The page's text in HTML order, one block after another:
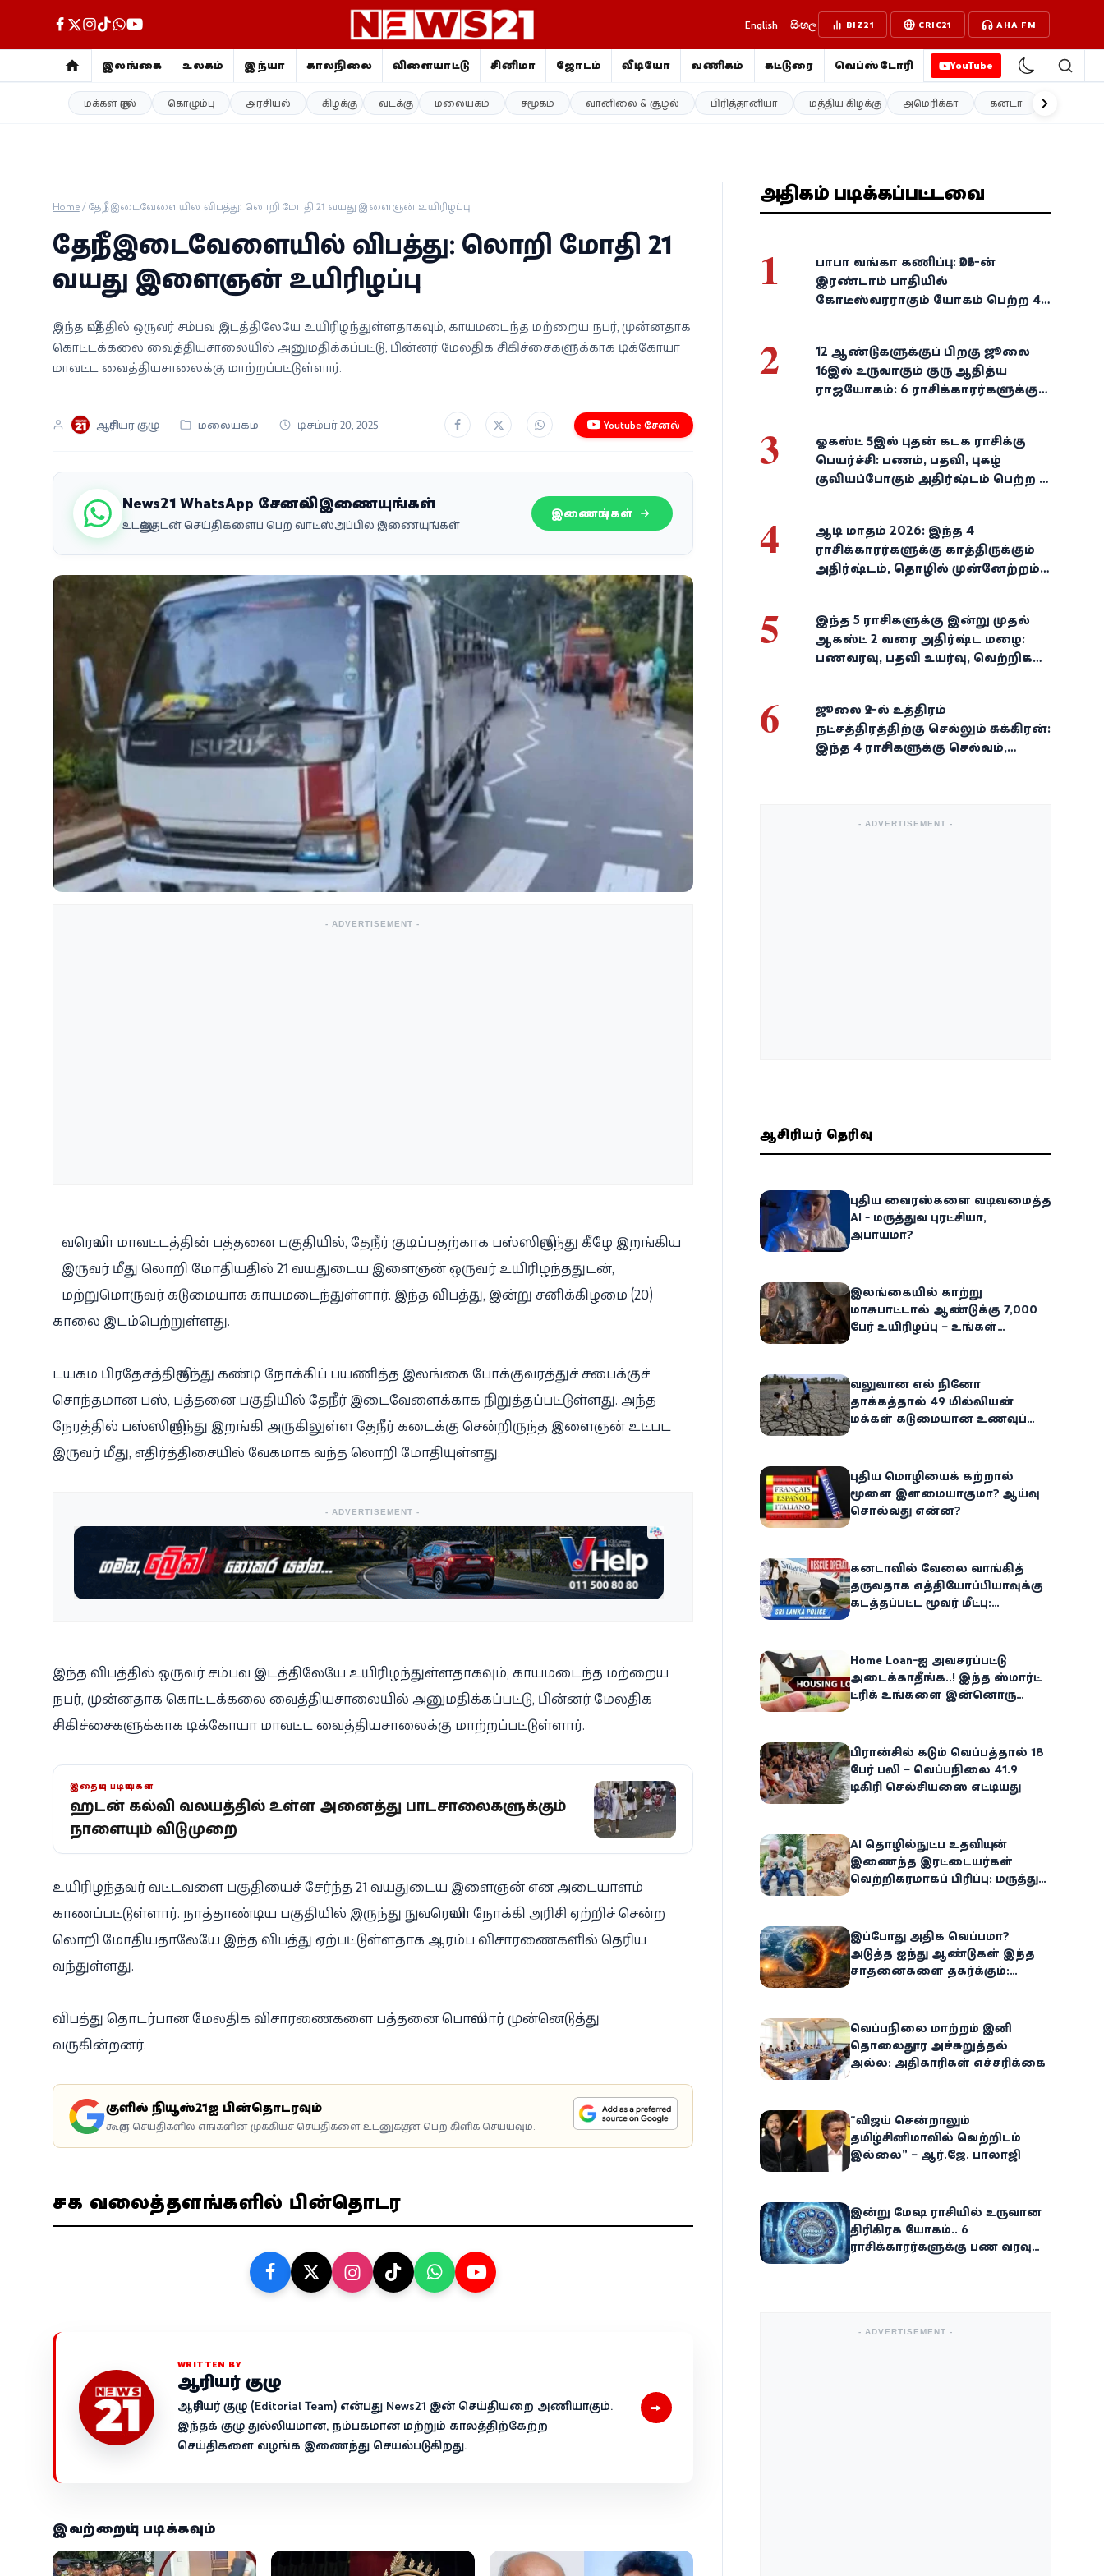
English සිංහල BIZ21 CRIC21 AHA FM
இலங்கை உலகம் இந்தியா காலநிலை விளையாட்டு சினிமா ஜோதிடம் வீடியோ வணிகம் கட்டுரை வெப்ஸ்டோரி YouTube
மக்கள் குரல் கொழும்பு அரசியல் கிழக்கு வடக்கு மலையகம் சமூகம் வானிலை & சூழல் பிரித்தானியா மத்திய கிழக்கு அமெரிக்கா கனடா
இலங்கை
விளையாட்டு
ஜோதிடம்
வணிகம்
கட்டுரை
வெப்ஸ்டோரி
Home/தேநீர் இடைவேளையில் விபத்து: லொறி மோதி 21 வயது இளைஞன் உயிரிழப்பு
தேநீர் இடைவேளையில் விபத்து: லொறி மோதி 21
வயது இளைஞன் உயிரிழப்பு
இந்த விபத்தில் ஒருவர் சம்பவ இடத்திலேயே உயிரிழந்துள்ளதாகவும், காயமடைந்த மற்றைய நபர், முன்னதாக
கொட்டக்கலை வைத்தியசாலையில் அனுமதிக்கப்பட்டு, பின்னர் மேலதிக சிகிச்சைகளுக்காக டிக்கோயா
மாவட்ட வைத்தியசாலைக்கு மாற்றப்பட்டுள்ளார்.
ஆசிரியர் குழு மலையகம் டிசம்பர் 20, 2025 Youtube சேனல்
News21 WhatsApp சேனலில் இணையுங்கள்
உடனுக்குடன் செய்திகளைப் பெற வாட்ஸ்அப்பில் இணையுங்கள்
இணையுங்கள்
- ADVERTISEMENT -
வரெலியா மாவட்டத்தின் பத்தனை பகுதியில், தேநீர் குடிப்பதற்காக பஸ்ஸிலிருந்து கீழே இறங்கிய
இருவர் மீது லொறி மோதியதில் 21 வயதுடைய இளைஞன் ஒருவர் உயிரிழந்ததுடன்,
மற்றுமொருவர் கடுமையாக காயமடைந்துள்ளார். இந்த விபத்து, இன்று சனிக்கிழமை (20)
காலை இடம்பெற்றுள்ளது.
டயகம பிரதேசத்திலிருந்து கண்டி நோக்கிப் பயணித்த இலங்கை போக்குவரத்துச் சபைக்குச்
சொந்தமான பஸ், பத்தனை பகுதியில் தேநீர் இடைவேளைக்காக நிறுத்தப்பட்டுள்ளது. அந்த
நேரத்தில் பஸ்ஸிலிருந்து இறங்கி அருகிலுள்ள தேநீர் கடைக்கு சென்றிருந்த இளைஞன் உட்பட
இருவர் மீது, எதிர்த்திசையில் வேகமாக வந்த லொறி மோதியுள்ளது.
- ADVERTISEMENT -
இந்த விபத்தில் ஒருவர் சம்பவ இடத்திலேயே உயிரிழந்துள்ளதாகவும், காயமடைந்த மற்றைய
நபர், முன்னதாக கொட்டக்கலை வைத்தியசாலையில் அனுமதிக்கப்பட்டு, பின்னர் மேலதிக
சிகிச்சைகளுக்காக டிக்கோயா மாவட்ட வைத்தியசாலைக்கு மாற்றப்பட்டுள்ளார்.
இதையும் படியுங்கள்
ஹட்டன் கல்வி வலயத்தில் உள்ள அனைத்து பாடசாலைகளுக்கும்
நாளையும் விடுமுறை
உயிரிழந்தவர் வட்டவளை பகுதியைச் சேர்ந்த 21 வயதுடைய இளைஞன் என அடையாளம்
காணப்பட்டுள்ளார். நாத்தாண்டிய பகுதியில் இருந்து நுவரெலியா நோக்கி அரிசி ஏற்றிச் சென்ற
லொறி மோதியதாலேயே இந்த விபத்து ஏற்பட்டுள்ளதாக ஆரம்ப விசாரணைகளில் தெரிய
வந்துள்ளது.
விபத்து தொடர்பான மேலதிக விசாரணைகளை பத்தனை பொலிஸார் முன்னெடுத்து
வருகின்றனர்.
கூகுளில் நியூஸ்21ஐ பின்தொடரவும்
கூகுள் செய்திகளில் எங்களின் முக்கியச் செய்திகளை உடனுக்குடன் பெற கிளிக் செய்யவும்.
சமூக வலைத்தளங்களில் பின்தொடர
WRITTEN BY
ஆசிரியர் குழு
ஆசிரியர் குழு (Editorial Team) என்பது News21 இன் செய்தியறை அணியாகும்.
இந்தக் குழு துல்லியமான, நம்பகமான மற்றும் காலத்திற்கேற்ற
செய்திகளை வழங்க இணைந்து செயல்படுகிறது.
→
இவற்றையும் படிக்கவும்
அதிகம் படிக்கப்பட்டவை
1
பாபா வங்கா கணிப்பு: 2026-ன்
இரண்டாம் பாதியில்
கோடீஸ்வரராகும் யோகம் பெற்ற 4
2
12 ஆண்டுகளுக்குப் பிறகு ஜூலை
16இல் உருவாகும் குரு ஆதித்ய
ராஜயோகம்: 6 ராசிக்காரர்களுக்கு
3
ஓகஸ்ட் 5இல் புதன் கடக ராசிக்கு
பெயர்ச்சி: பணம், பதவி, புகழ்
குவியப்போகும் அதிர்ஷ்டம் பெற்ற 3
4
ஆடி மாதம் 2026: இந்த 4
ராசிக்காரர்களுக்கு காத்திருக்கும்
அதிர்ஷ்டம், தொழில் முன்னேற்றம்,
5
இந்த 5 ராசிகளுக்கு இன்று முதல்
ஆகஸ்ட் 2 வரை அதிர்ஷ்ட மழை:
பணவரவு, பதவி உயர்வு, வெற்றிகள்
6
ஜூலை 29-ல் உத்திரம்
நட்சத்திரத்திற்கு செல்லும் சுக்கிரன்:
இந்த 4 ராசிகளுக்கு செல்வம்,
- ADVERTISEMENT -
ஆசிரியர் தெரிவு
புதிய வைரஸ்களை வடிவமைத்த
AI - மருத்துவ புரட்சியா,
அபாயமா?
இலங்கையில் காற்று
மாசுபாட்டால் ஆண்டுக்கு 7,000
பேர் உயிரிழப்பு – உங்கள்
ஆபத்து!
வலுவான எல் நினோ
தாக்கத்தால் 49 மில்லியன்
மக்கள் கடுமையான உணவுப்
அபாயம் - உலக உணவுத் திட்டம்
எச்சரிக்கை!
புதிய மொழியைக் கற்றால்
மூளை இளமையாகுமா? ஆய்வு
சொல்வது என்ன?
கனடாவில் வேலை வாங்கித்
தருவதாக எத்தியோப்பியாவுக்கு
கடத்தப்பட்ட மூவர் மீட்பு:
Home Loan-ஐ அவசரப்பட்டு
அடைக்காதீங்க..! இந்த ஸ்மார்ட்
ட்ரிக் உங்களை இன்னொரு
உரிமையாளராக்கலாம்!
பிரான்சில் கடும் வெப்பத்தால் 18
பேர் பலி – வெப்பநிலை 41.9
டிகிரி செல்சியஸை எட்டியது
AI தொழில்நுட்ப உதவியுடன்
இணைந்த இரட்டையர்கள்
வெற்றிகரமாகப் பிரிப்பு: மருத்துவ
இப்போது அதிக வெப்பமா?
அடுத்த ஐந்து ஆண்டுகள் இந்த
சாதனைகளை தகர்க்கும்:
எச்சரிக்கை
வெப்பநிலை மாற்றம் இனி
தொலைதூர அச்சுறுத்தல்
அல்ல: அதிகாரிகள் எச்சரிக்கை
“விஜய் சென்றாலும்
தமிழ்சினிமாவில் வெற்றிடம்
இல்லை” – ஆர்.ஜே. பாலாஜி
இன்று மேஷ ராசியில் உருவான
திரிகிரக யோகம்.. 6
ராசிக்காரர்களுக்கு பண வரவு
- ADVERTISEMENT -